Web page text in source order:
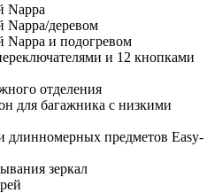
Nappa
Nappa/деревом
Nappa и подогревом
и 12 кнопками
отделения
для багажникa с низкими
длинномерных предметов Easy-
зеркал